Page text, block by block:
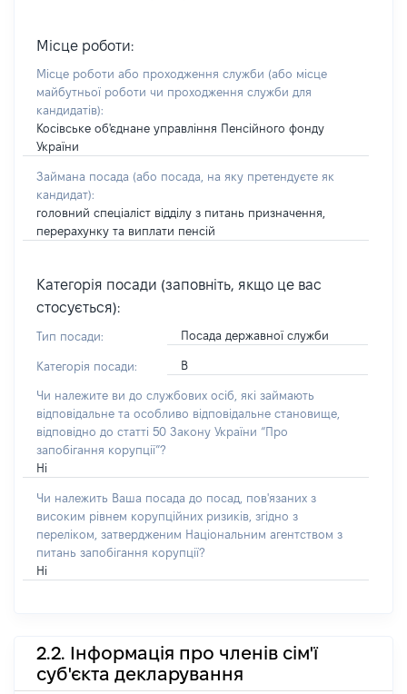
Місце роботи:
Місце роботи або проходження служби (або місце
майбутньої роботи чи проходження служби для
кандидатів):
Косівське об'єднане управління Пенсійного фонду
України
Займана посада (або посада, на яку претендуєте як
кандидат):
головний спеціаліст відділу з питань призначення,
перерахунку та виплати пенсій
Категорія посади (заповніть, якщо це вас
стосується):
Тип посади: Посада державної служби
Категорія посади: В
Чи належите ви до службових осіб, які займають
відповідальне та особливо відповідальне становище,
відповідно до статті 50 Закону України “Про
запобігання корупції”?
Ні
Чи належить Ваша посада до посад, пов'язаних з
високим рівнем корупційних ризиків, згідно з
переліком, затвердженим Національним агентством з
питань запобігання корупції?
Ні
2.2. Інформація про членів сім'ї
суб'єкта декларування